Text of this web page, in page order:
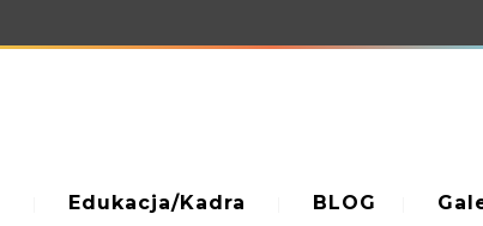
Edukacja/Kadra BLOG